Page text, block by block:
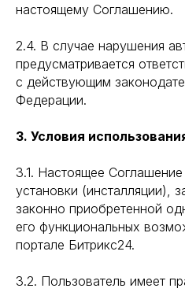
настоящему Соглашению.
2.4. В случае нарушения
предусматривается
с действующим
Федерации.
3. Условия
3.1. Настоящее
установки (инсталляции),
законно приобретенной
его функциональных
портале Битрикс24.
3.2. Пользователь имеет